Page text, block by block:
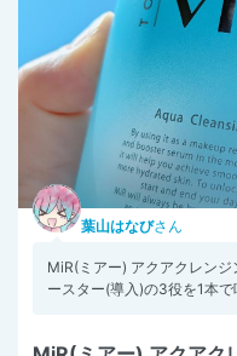
葉山はなびさん
MiR(ミアー) アクアクレン
ースター(導入)の3役を1本で